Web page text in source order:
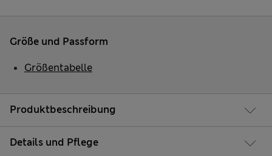
Produktbeschreibung
Details und Pflege
Größe und Passform
Größentabelle